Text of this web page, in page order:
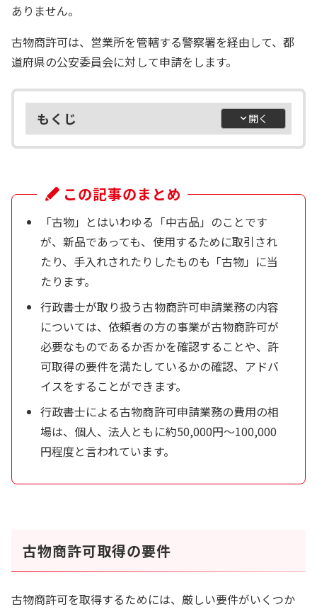
ありません。
古物商許可は、営業所を管轄する警察署を経由して、都
道府県の公安委員会に対して申請をします。
もくじ
この記事のまとめ
「古物」とはいわゆる「中古品」のことです
が、新品であっても、使用するために取引され
たり、手入れされたりしたものも「古物」に当
たります。
行政書士が取り扱う古物商許可申請業務の内容
については、依頼者の方の事業が古物商許可が
必要なものであるか否かを確認することや、許
可取得の要件を満たしているかの確認、アドバ
イスをすることができます。
行政書士による古物商許可申請業務の費用の相
場は、個人、法人ともに約50,000円～100,000
円程度と言われています。
古物商許可取得の要件
古物商許可を取得するためには、厳しい要件がいくつか